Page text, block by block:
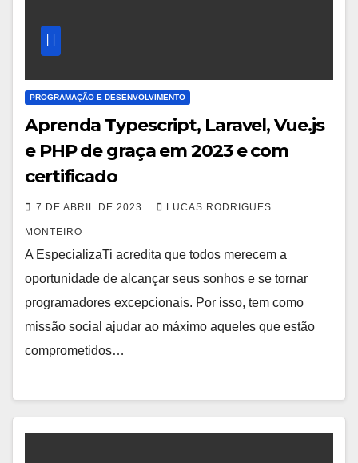
PROGRAMAÇÃO E DESENVOLVIMENTO
Aprenda Typescript, Laravel, Vue.js
e PHP de graça em 2023 e com
certificado
7 DE ABRIL DE 2023 LUCAS RODRIGUES
MONTEIRO
A EspecializaTi acredita que todos merecem a
oportunidade de alcançar seus sonhos e se tornar
programadores excepcionais. Por isso, tem como
missão social ajudar ao máximo aqueles que estão
comprometidos…